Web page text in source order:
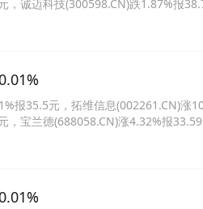
诚迈科技(300598.CN)跌1.87%报
报35.5元，拓维信息(002261.CN)涨
宝兰德(688058.CN)涨4.32%报